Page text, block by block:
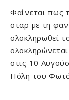
Φαίνεται πως
σταρ με τη
ολοκληρωθεί
στις 10
Πόλη του